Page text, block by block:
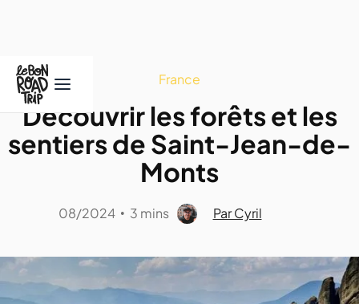
France
Découvrir les forêts et les
sentiers de Saint-Jean-de-
Monts
08/2024 • 3 mins Par Cyril